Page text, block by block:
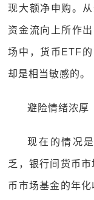
现大额净申购。
资金流向上所作
场中，货币ETF
却是相当敏感的。
避险情绪浓厚
现在的情况
乏，银行间货币
币市场基金的年